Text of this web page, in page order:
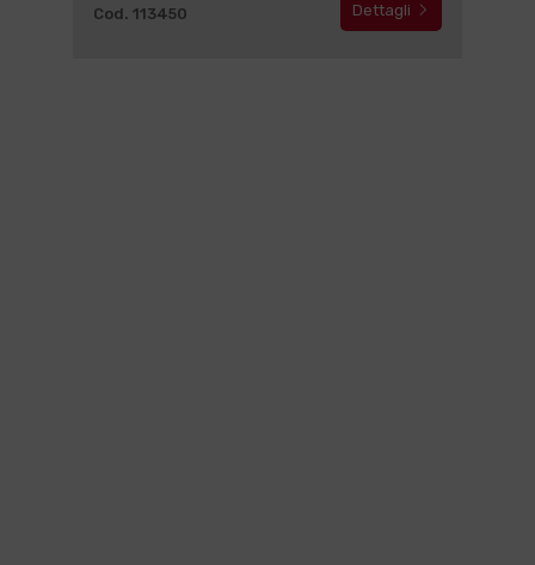
Cod. 113450 Dettagli